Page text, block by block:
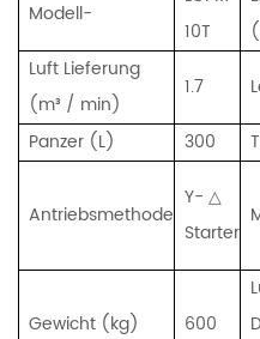
Modell-
10T
Luft Lieferung
(m³ / min)
1.7
Panzer (L)
300
Antriebsmethode
Y- △
Starter
Gewicht (kg) 600